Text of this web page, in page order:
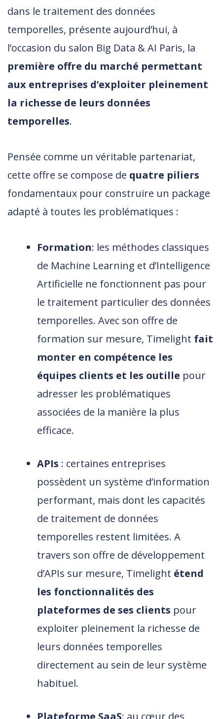
dans le traitement des données
temporelles, présente aujourd’hui, à
l’occasion du salon Big Data & AI Paris, la
première offre du marché permettant
aux entreprises d’exploiter pleinement
la richesse de leurs données
temporelles.
Pensée comme un véritable partenariat,
cette offre se compose de quatre piliers
fondamentaux pour construire un package
adapté à toutes les problématiques :
Formation: les méthodes classiques
de Machine Learning et d’Intelligence
Artificielle ne fonctionnent pas pour
le traitement particulier des données
temporelles. Avec son offre de
formation sur mesure, Timelight fait
monter en compétence les
équipes clients et les outille pour
adresser les problématiques
associées de la manière la plus
efficace.
APIs : certaines entreprises
possèdent un système d’information
performant, mais dont les capacités
de traitement de données
temporelles restent limitées. A
travers son offre de développement
d’APIs sur mesure, Timelight étend
les fonctionnalités des
plateformes de ses clients pour
exploiter pleinement la richesse de
leurs données temporelles
directement au sein de leur système
habituel.
Plateforme SaaS: au cœur des